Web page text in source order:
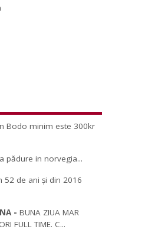
Bodo minim este 300kr
pădure in norvegia...
52 de ani și din 2016
-BUNA ZIUA MAR
FULL TIME. C...